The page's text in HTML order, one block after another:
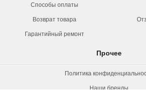
Способы оплаты
Возврат товара
Гарантийный ремонт
Прочее
Политика
Наши бренды